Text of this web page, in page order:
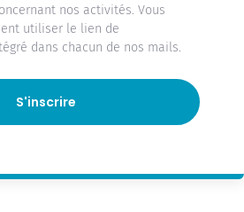
nos activités. Vous
utiliser le lien de
dans chacun de nos mails.